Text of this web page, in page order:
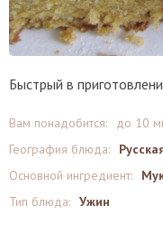
Быстрый в
Вам понадобится:
до 10
География блюда:
Основной ингредиент:
Тип блюда: Ужин